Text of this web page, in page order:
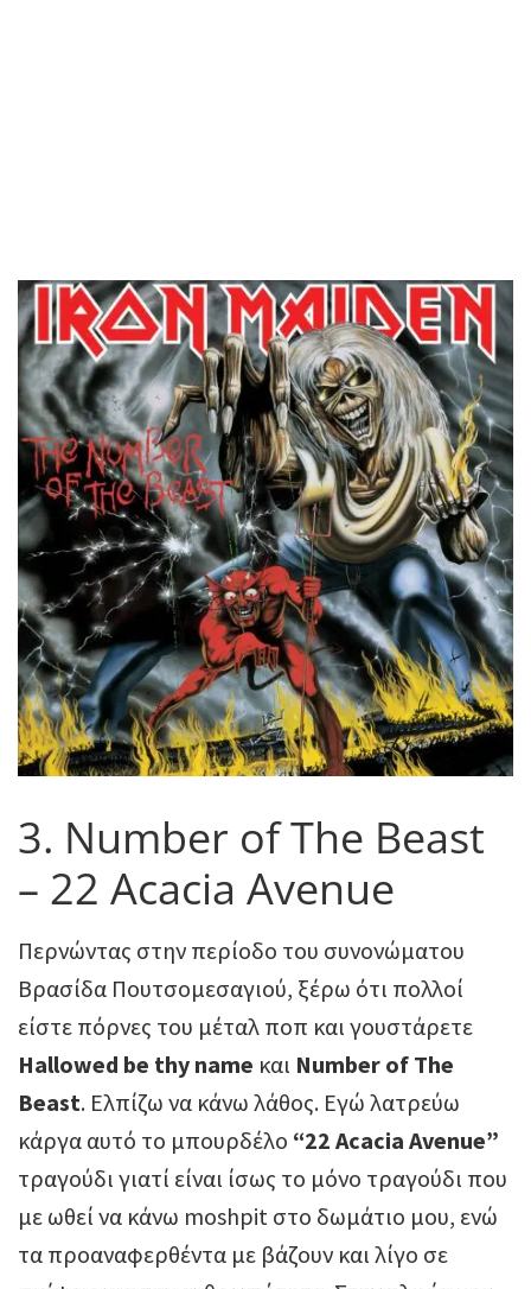
3. Number of The Beast
– 22 Acacia Avenue
Περνώντας στην περίοδο του συνονώματου
Βρασίδα Πουτσομεσαγιού, ξέρω ότι πολλοί
είστε πόρνες του μέταλ ποπ και γουστάρετε
Hallowed be thy name και Number of The
Beast. Ελπίζω να κάνω λάθος. Εγώ λατρεύω
κάργα αυτό το μπουρδέλο “22 Acacia Avenue”
τραγούδι γιατί είναι ίσως το μόνο τραγούδι που
με ωθεί να κάνω moshpit στο δωμάτιο μου, ενώ
τα προαναφερθέντα με βάζουν και λίγο σε